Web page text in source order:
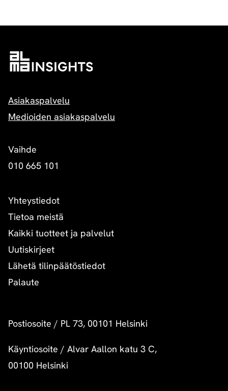
Asiakaspalvelu
Medioiden asiakaspalvelu
Vaihde
010 665 101
Yhteystiedot
Tietoa meistä
Kaikki tuotteet ja palvelut
Uutiskirjeet
Lähetä tilinpäätöstiedot
Palaute
Postiosoite / PL 73, 00101 Helsinki
Käyntiosoite / Alvar Aallon katu 3 C,
00100 Helsinki